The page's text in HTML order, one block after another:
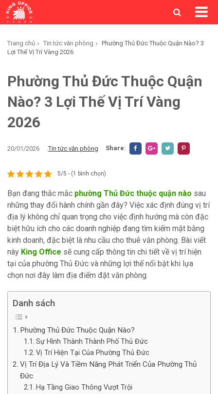
Trang chủ Tin tức văn phòng
Phường Thủ Đức Thuộc Quận Nào? 3
Lợi Thế Vị Trí Vàng 2026
Phường Thủ Đức Thuộc Quận
Nào? 3 Lợi Thế Vị Trí Vàng
2026
20/01/2026 .Tin tức văn phòng Share:
5/5 - (1 bình chọn)
Bạn đang thắc mắc phường Thủ Đức thuộc quận nào sau
những thay đổi hành chính gần đây? Việc xác định đúng vị trí
địa lý không chỉ quan trọng cho việc định hướng mà còn đặc
biệt hữu ích cho các doanh nghiệp đang tìm kiếm mặt bằng
kinh doanh, đặc biệt là nhu cầu cho thuê văn phòng. Bài viết
này King Office sẽ cung cấp thông tin chi tiết về vị trí hiện
tại của phường Thủ Đức và những lợi thế nổi bật khi lựa
chọn nơi đây làm địa điểm đặt văn phòng.
Danh sách
Phường Thủ Đức Thuộc Quận Nào?
Sự Hình Thành Thành Phố Thủ Đức
Vị Trí Hiện Tại Của Phường Thủ Đức
Vị Trí Địa Lý Và Tiềm Năng Phát Triển Của Phường Thủ
Đức
Hạ Tầng Giao Thông Vượt Trội